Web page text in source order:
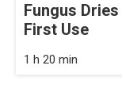
Fungus
First Use
1 h 20 min